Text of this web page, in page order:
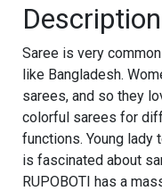
Description
Saree is very
like Bangladesh.
sarees, and so they
colorful sarees for
functions. Young lady
is fascinated about
RUPOBOTI has a